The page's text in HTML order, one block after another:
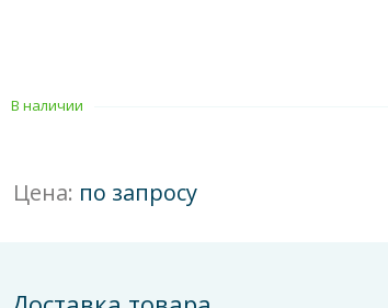
В наличии
Цена: по запросу